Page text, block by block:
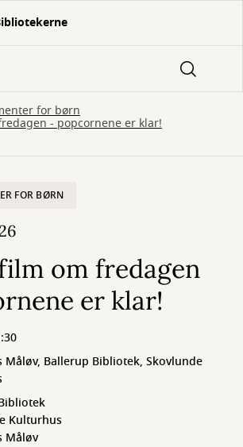
for børn
- popcornene er klar!
FOR BØRN
om fredagen
er klar!
Måløv, Ballerup Bibliotek, Skovlunde
Kulturhus
Måløv